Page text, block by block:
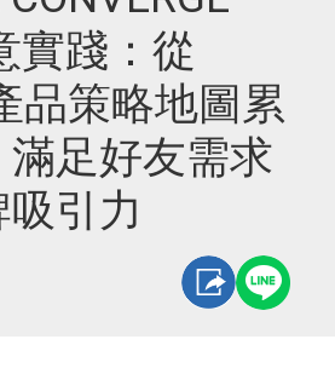
實踐：從
品策略地圖累
足好友需求
引力